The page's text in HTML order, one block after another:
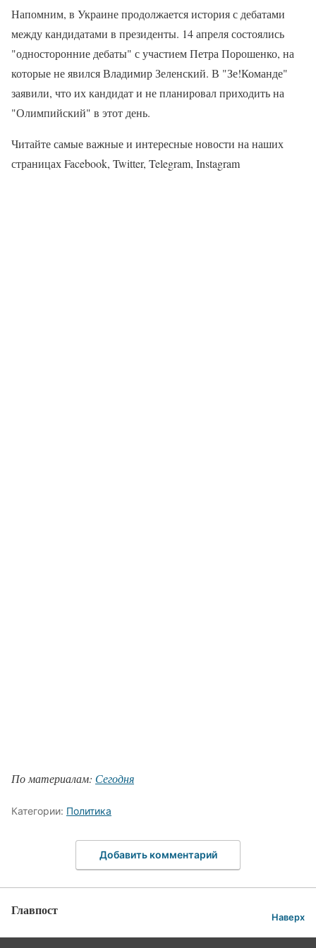
Напомним, в Украине продолжается история с дебатами
между кандидатами в президенты. 14 апреля состоялись
"односторонние дебаты" с участием Петра Порошенко, на
которые не явился Владимир Зеленский. В "Зе!Команде"
заявили, что их кандидат и не планировал приходить на
"Олимпийский" в этот день.
Читайте самые важные и интересные новости на наших
страницах Facebook, Twitter, Telegram, Instagram
По материалам: Сегодня
Категории: Политика
Добавить комментарий
Главпост Наверх